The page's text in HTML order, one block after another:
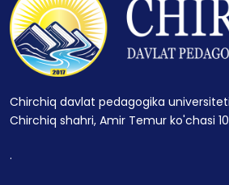
Chirchiq davlat pedagogika
Chirchiq shahri, Amir Temur ko'chasi
.